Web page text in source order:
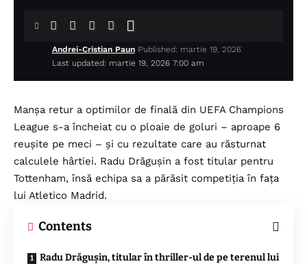
Last updated: martie 19, 2026 7:00 am
Andrei-Cristian Paun Published: martie 19, 2026
Manșa retur a optimilor de finală din UEFA Champions
League s-a încheiat cu o ploaie de goluri – aproape 6
reușite pe meci – și cu rezultate care au răsturnat
calculele hârtiei. Radu Drăgușin a fost titular pentru
Tottenham, însă echipa sa a părăsit competiția în fața
lui Atletico Madrid.
Contents
Radu Drăgușin, titular în thriller-ul de pe terenul lui